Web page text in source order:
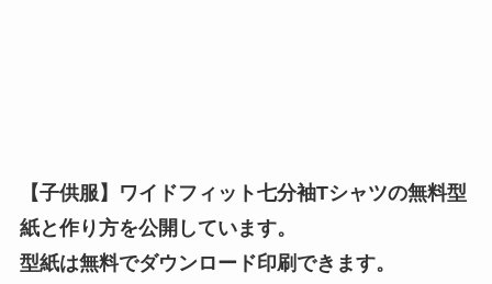
【子供服】ワイドフィット七分袖Tシャツの無料型
紙と作り方を公開しています。
型紙は無料でダウンロード印刷できます。